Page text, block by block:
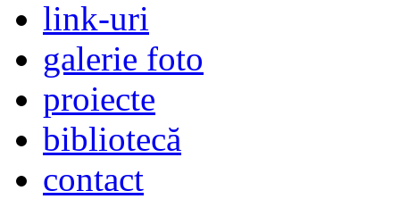
link-uri
galerie foto
proiecte
bibliotecă
contact